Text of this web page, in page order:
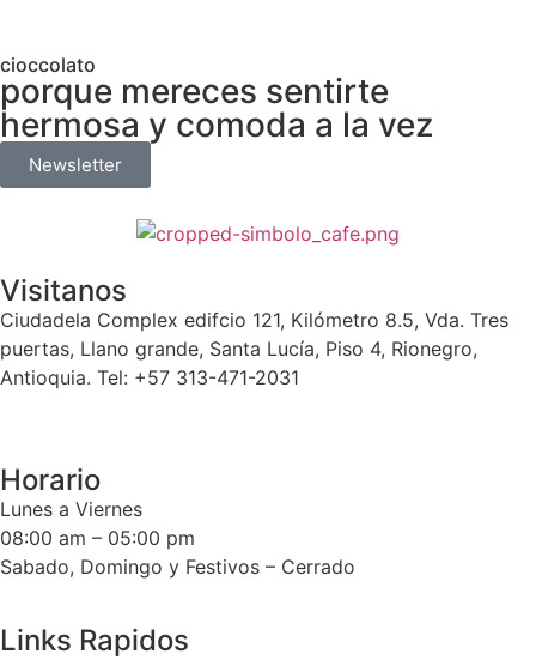
cioccolato
porque mereces sentirte
hermosa y comoda a la vez
Newsletter
Visitanos
Ciudadela Complex edifcio 121, Kilómetro 8.5, Vda. Tres
puertas, Llano grande, Santa Lucía, Piso 4, Rionegro,
Antioquia. Tel: +57 313-471-2031
Horario
Lunes a Viernes
08:00 am – 05:00 pm
Sabado, Domingo y Festivos – Cerrado
Links Rapidos